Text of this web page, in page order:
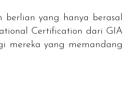
yang hanya berasal
Certification dari GIA
mereka yang memandang